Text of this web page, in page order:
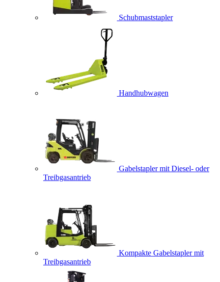
Schubmaststapler
Handhubwagen
Gabelstapler mit Diesel- oder
Treibgasantrieb
Kompakte Gabelstapler mit
Treibgasantrieb